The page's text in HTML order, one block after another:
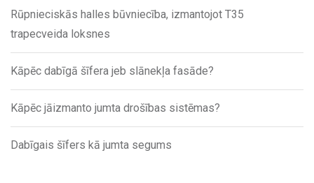
Rūpnieciskās halles būvniecība, izmantojot T35
trapecveida loksnes
Kāpēc dabīgā šīfera jeb slānekļa fasāde?
Kāpēc jāizmanto jumta drošības sistēmas?
Dabīgais šīfers kā jumta segums